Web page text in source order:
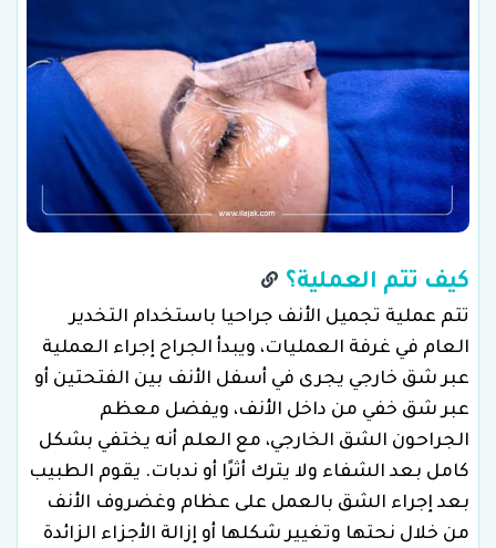
كيف تتم العملية؟
تتم عملية تجميل الأنف جراحيا باستخدام التخدير
العام في غرفة العمليات، ويبدأ الجراح إجراء العملية
عبر شق خارجي يجرى في أسفل الأنف بين الفتحتين أو
عبر شق خفي من داخل الأنف، ويفضل معظم
الجراحون الشق الخارجي، مع العلم أنه يختفي بشكل
كامل بعد الشفاء ولا يترك أثرًا أو ندبات. يقوم الطبيب
بعد إجراء الشق بالعمل على عظام وغضروف الأنف
من خلال نحتها وتغيير شكلها أو إزالة الأجزاء الزائدة